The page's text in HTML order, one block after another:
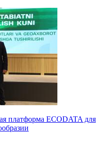
платформа ECODATA для